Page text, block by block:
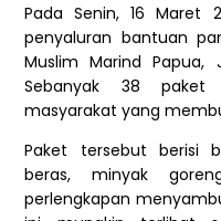
Pada Senin, 16 Maret
penyaluran bantuan
Muslim Marind Papua,
Sebanyak 38 paket
masyarakat yang
Paket tersebut berisi
beras, minyak
perlengkapan